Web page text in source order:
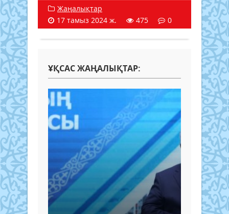
Жаңалықтар
17 тамыз 2024 ж.
475 0
ҰҚСАС ЖАҢАЛЫҚТАР: